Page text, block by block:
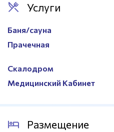
Услуги
Баня/сауна
Прачечная
Скалодром
Медицинский Кабинет
Размещение